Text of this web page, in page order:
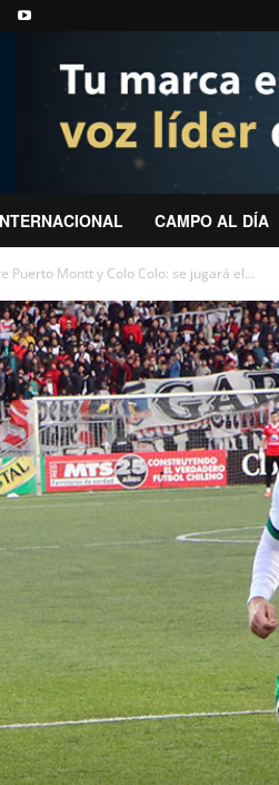
CAMPO AL DÍA
Montt y Colo Colo: se jugará el...